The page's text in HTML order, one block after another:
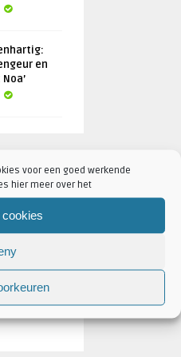
voor een goed werkende
hier meer over het
en